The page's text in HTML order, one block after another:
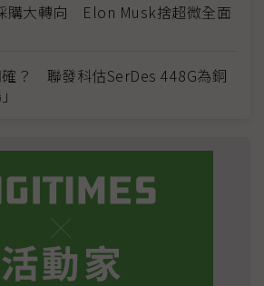
購大轉向 Elon Musk捨超微全面
？ 聯發科估SerDes 448G為銅